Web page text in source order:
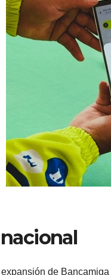
de